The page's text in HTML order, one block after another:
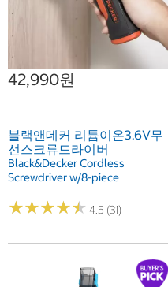
42,990원
블랙앤데커 리튬이온3.6V무
선스크류드라이버
Black&Decker Cordless
Screwdriver w/8-piece
★★★★★
★★★★★ 4.5 (31)